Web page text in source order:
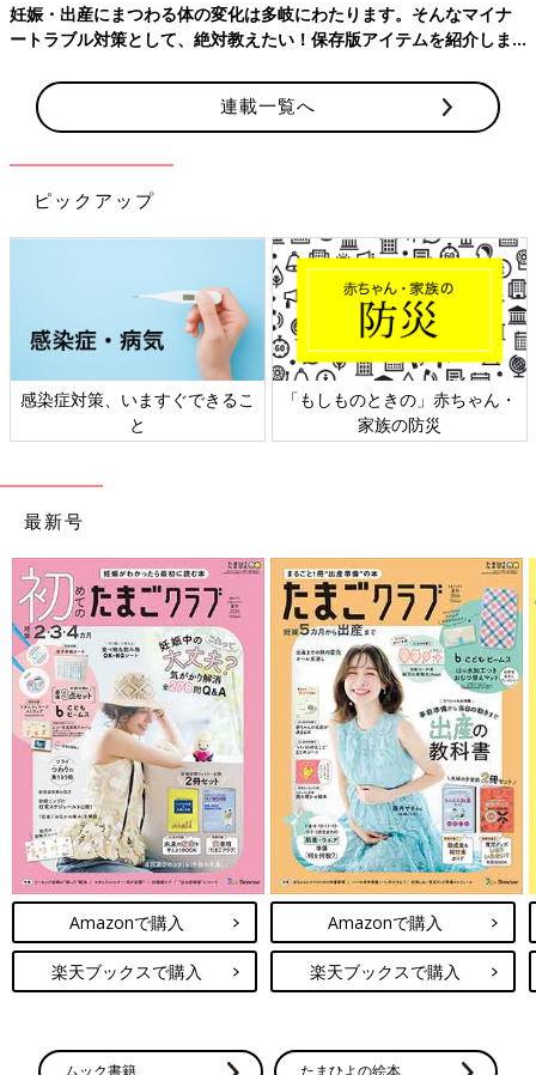
妊娠・出産にまつわる体の変化は多岐にわたります。そんなマイナ
ートラブル対策として、絶対教えたい！保存版アイテムを紹介しま
連載一覧へ
ピックアップ
感染症対策、いますぐできるこ
と
「もしものときの」赤ちゃん・
家族の防災
最新号
Amazonで購入
楽天ブックスで購入
Amazonで購入
楽天ブックスで購入